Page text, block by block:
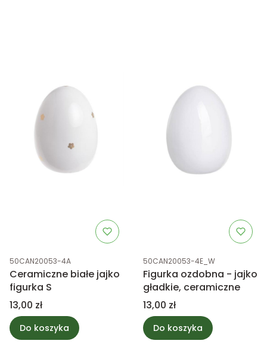
Kod produktu
50CAN20053-4A
Ceramiczne białe jajko
figurka S
Cena
13,00 zł
Do koszyka
Kod produktu
50CAN20053-4E_W
Figurka ozdobna - jajko
gładkie, ceramiczne
Cena
13,00 zł
Do koszyka